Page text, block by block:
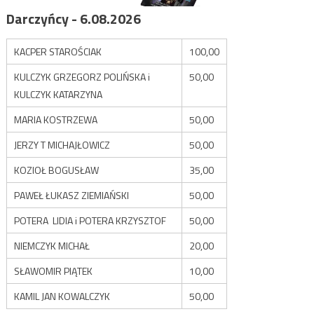
Darczyńcy - 6.08.2026
KACPER STAROŚCIAK
100,00
KULCZYK GRZEGORZ POLIŃSKA i
KULCZYK KATARZYNA
50,00
MARIA KOSTRZEWA
50,00
JERZY T MICHAJŁOWICZ
50,00
KOZIOŁ BOGUSŁAW
35,00
PAWEŁ ŁUKASZ ZIEMIAŃSKI
50,00
POTERA LIDIA i POTERA KRZYSZTOF
50,00
NIEMCZYK MICHAŁ
20,00
SŁAWOMIR PIĄTEK
10,00
KAMIL JAN KOWALCZYK
50,00